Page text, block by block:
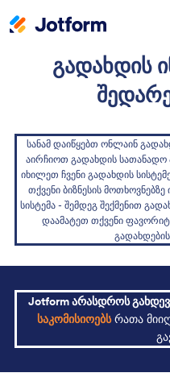
გადახდის
სანამ დაიწყებთ ონლაინ
აირჩიოთ გადახდის სათანადო
იხილეთ ჩვენი გადახდის
თქვენი ბიზნესის
სისტემა - შემდეგ შექმენით
დაამატეთ თქვენი
Jotform არასდროს
საკომისიოებსრათა